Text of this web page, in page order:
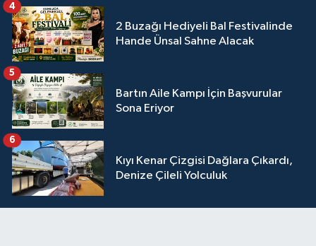
2 Buzağı Hediyeli Bal Festivalinde
Hande Ünsal Sahne Alacak
4
Bartın Aile Kampı İçin Başvurular
Sona Eriyor
5
Kıyı Kenar Çizgisi Dağlara Çıkardı,
Denize Çileli Yolculuk
6